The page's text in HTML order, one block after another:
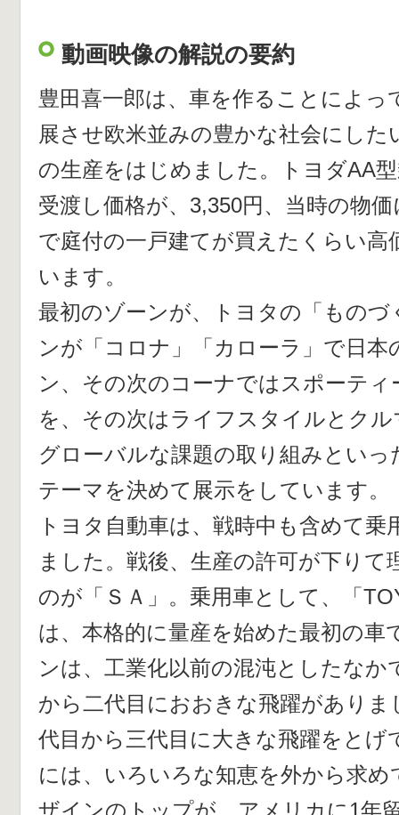
動画映像の解説の要約
豊田喜一郎は、車を作ることによっ
展させ欧米並みの豊かな社会にした
の生産をはじめました。トヨダAA
受渡し価格が、3,350円、当時の物
で庭付の一戸建てが買えたくらい高
います。
最初のゾーンが、トヨタの「ものづ
ンが「コロナ」「カローラ」で日
ン、その次のコーナではスポーティ
を、その次はライフスタイルとク
グローバルな課題の取り組みとい
テーマを決めて展示をしています。
トヨタ自動車は、戦時中も含めて
ました。戦後、生産の許可が下り
のが「ＳＡ」。乗用車として、「
は、本格的に量産を始めた最初の車
ンは、工業化以前の混沌としたなか
から二代目におおきな飛躍があり
代目から三代目に大きな飛躍をとげ
には、いろいろな知恵を外から求